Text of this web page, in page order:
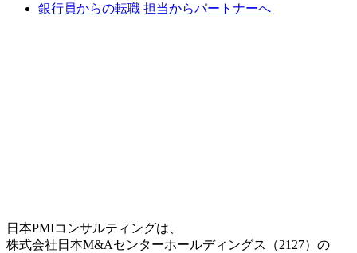
銀行員からの転職 担当からパートナーへ
日本PMIコンサルティングは、
株式会社日本M&Aセンターホールディングス（2127）の